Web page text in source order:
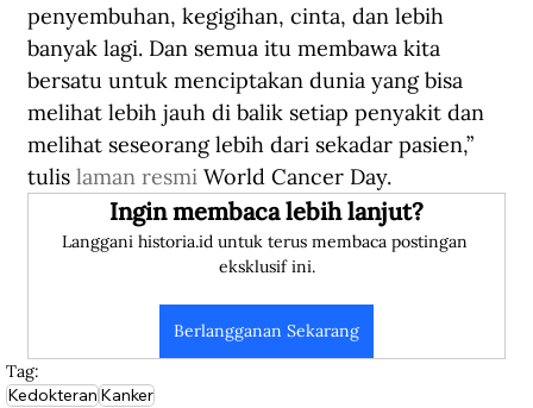
penyembuhan, kegigihan, cinta, dan lebih
banyak lagi. Dan semua itu membawa kita
bersatu untuk menciptakan dunia yang bisa
melihat lebih jauh di balik setiap penyakit dan
melihat seseorang lebih dari sekadar pasien,”
tulis laman resmi World Cancer Day.
Ingin membaca lebih lanjut?
Langgani historia.id untuk terus membaca postingan
eksklusif ini.
Berlangganan Sekarang
Tag:
KedokteranKanker